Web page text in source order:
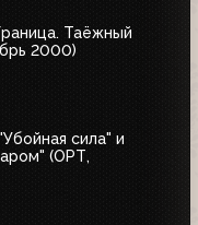
Таёжный
2000)
сила" и
(ОРТ,